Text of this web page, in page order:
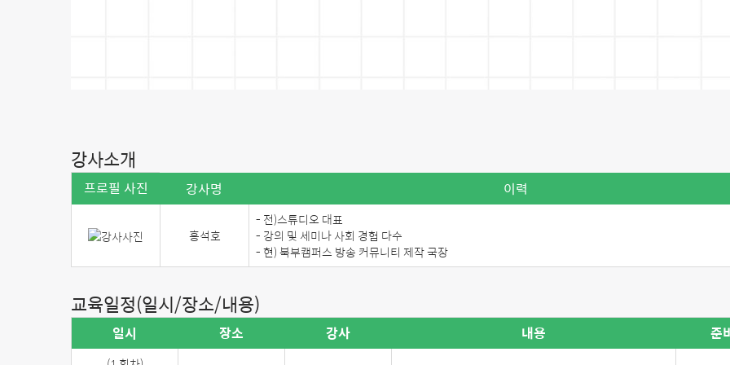
강사소개
프로필 사진 강사명 이력
홍석호
- 전)스튜디오 대표
- 강의 및 세미나 사회 경험 다수
- 현) 북부캠퍼스 방송 커뮤니티 제작 국장
교육일정(일시/장소/내용)
일시 장소 강사 내용 준